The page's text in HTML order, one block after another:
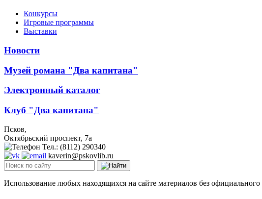
Конкурсы
Игровые программы
Выставки
Новости
Музей романа "Два капитана"
Электронный каталог
Клуб "Два капитана"
Псков,
Октябрьский проспект, 7a
Тел.: (8112) 290340
kaverin@pskovlib.ru
Использование любых находящихся на сайте материалов без